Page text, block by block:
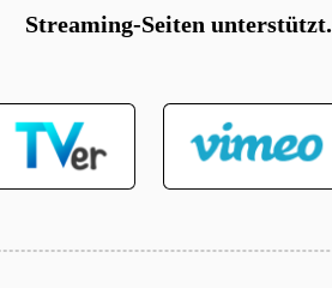
Streaming-Seiten unterstützt.